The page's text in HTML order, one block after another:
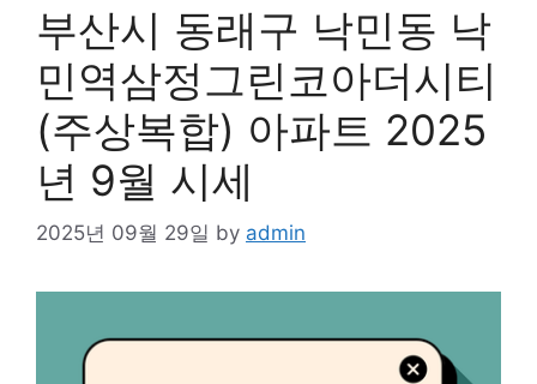
부산시 동래구 낙민동 낙
민역삼정그린코아더시티
(주상복합) 아파트 2025
년 9월 시세
2025년 09월 29일 by admin